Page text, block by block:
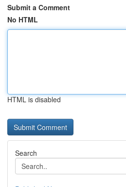
Submit a Comment
No HTML
HTML is disabled
Search